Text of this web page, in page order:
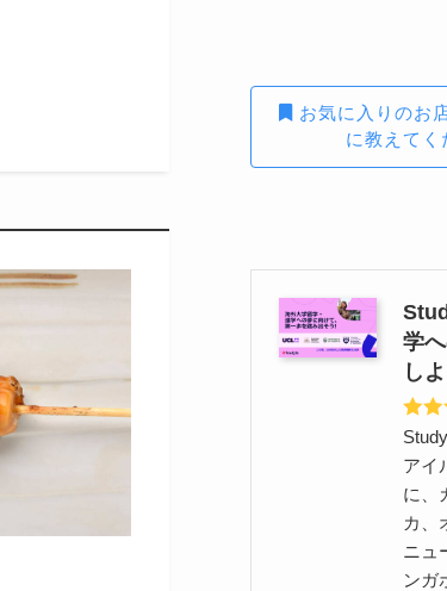
お気に入りのお
に教えてく
学
し
アイ
に、
カ、
ニュ
ンガ